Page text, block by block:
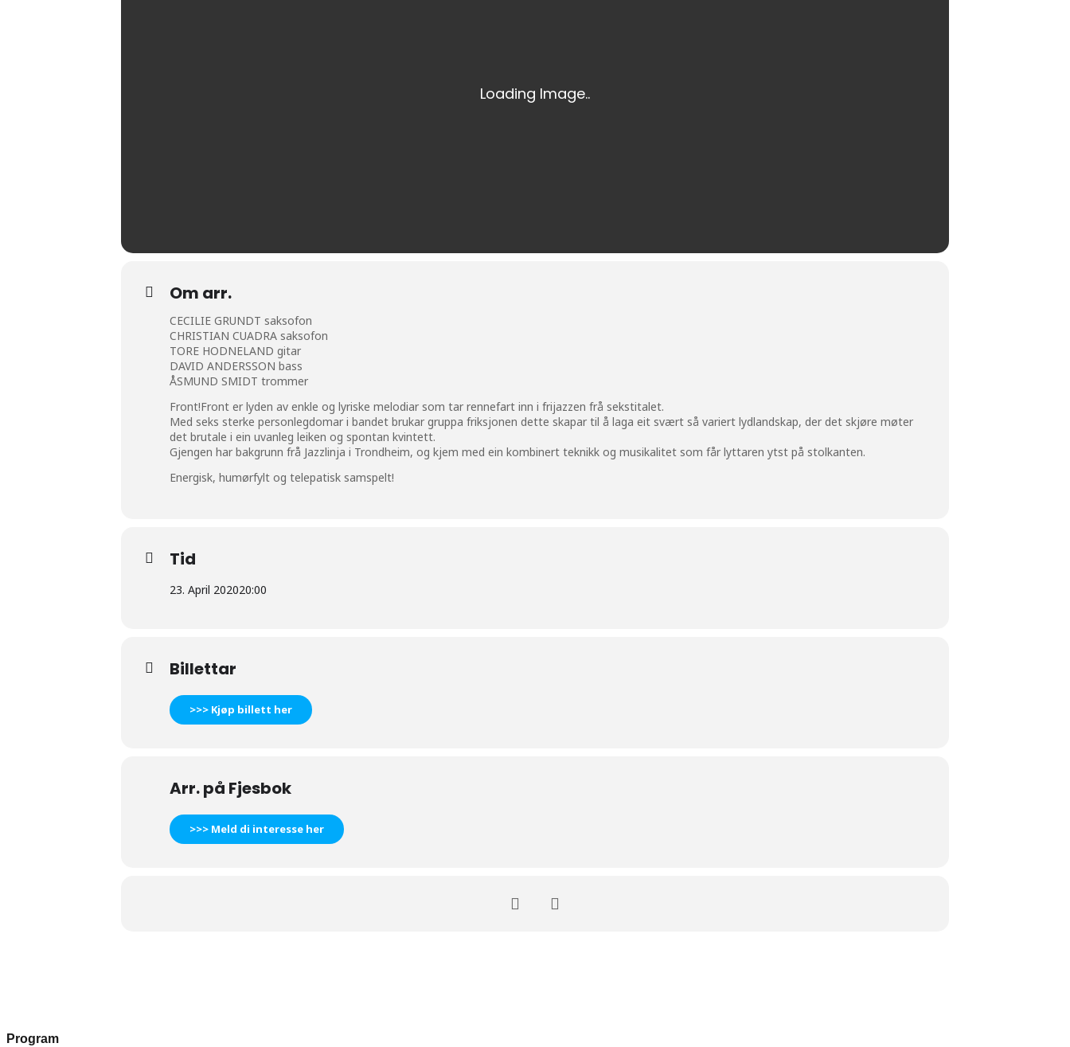
Om arr.
CECILIE GRUNDT saksofon
CHRISTIAN CUADRA saksofon
TORE HODNELAND gitar
DAVID ANDERSSON bass
ÅSMUND SMIDT trommer
Front!Front er lyden av enkle og lyriske melodiar som tar rennefart inn i frijazzen frå sekstitalet.
Med seks sterke personlegdomar i bandet brukar gruppa friksjonen dette skapar til å laga eit svært så variert lydlandskap, der det skjøre møter
det brutale i ein uvanleg leiken og spontan kvintett.
Gjengen har bakgrunn frå Jazzlinja i Trondheim, og kjem med ein kombinert teknikk og musikalitet som får lyttaren ytst på stolkanten.
Energisk, humørfylt og telepatisk samspelt!
Tid
23. April 202020:00
Billettar
>>> Kjøp billett her
Arr. på Fjesbok
>>> Meld di interesse her
Program